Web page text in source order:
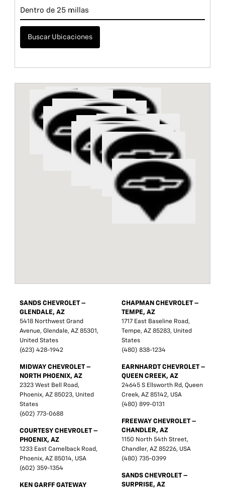
Buscar Ubicaciones
SANDS CHEVROLET –
GLENDALE, AZ
5418 Northwest Grand
Avenue, Glendale, AZ 85301,
United States
(623) 428-1942
MIDWAY CHEVROLET –
NORTH PHOENIX, AZ
2323 West Bell Road,
Phoenix, AZ 85023, United
States
(602) 773-0688
COURTESY CHEVROLET –
PHOENIX, AZ
1233 East Camelback Road,
Phoenix, AZ 85014, USA
(602) 359-1354
KEN GARFF GATEWAY
CHAPMAN CHEVROLET –
TEMPE, AZ
1717 East Baseline Road,
Tempe, AZ 85283, United
States
(480) 838-1234
EARNHARDT CHEVROLET –
QUEEN CREEK, AZ
24645 S Ellsworth Rd, Queen
Creek, AZ 85142, USA
(480) 899-0131
FREEWAY CHEVROLET –
CHANDLER, AZ
1150 North 54th Street,
Chandler, AZ 85226, USA
(480) 735-0399
SANDS CHEVROLET –
SURPRISE, AZ